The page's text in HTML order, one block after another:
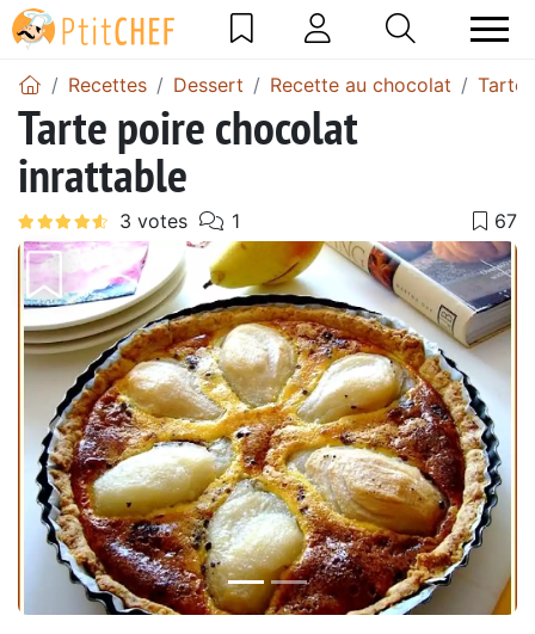
Recettes Dessert Recette au chocolat Tarte
Tarte poire chocolat
inrattable
Précédent